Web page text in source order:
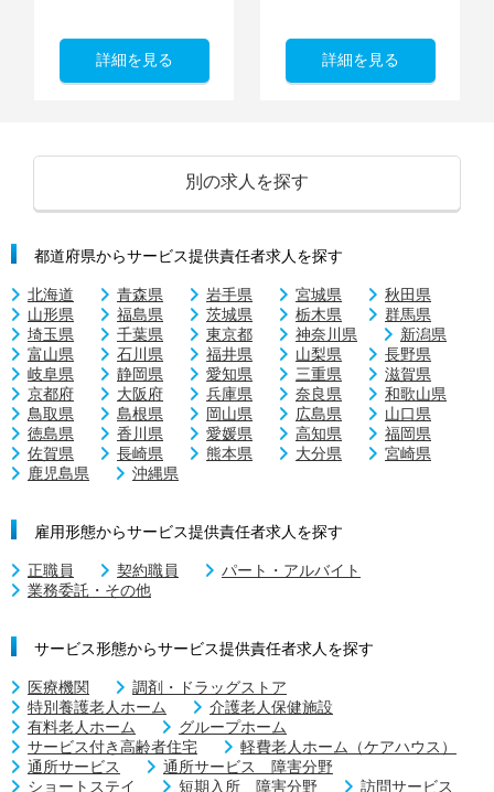
詳細を見る 詳細を見る
別の求人を探す
都道府県からサービス提供責任者求人を探す
北海道 青森県 岩手県 宮城県
秋田県
山形県
福島県 茨城県 栃木県
群馬県
埼玉県
千葉県 東京都 神奈川県
新潟県
富山県
石川県 福井県 山梨県
長野県
岐阜県
静岡県 愛知県 三重県
滋賀県
京都府
大阪府 兵庫県 奈良県
和歌山県
鳥取県
島根県 岡山県 広島県
山口県
徳島県
香川県 愛媛県 高知県
福岡県
佐賀県
長崎県 熊本県 大分県
宮崎県
鹿児島県
沖縄県
雇用形態からサービス提供責任者求人を探す
正職員 契約職員
パート・アルバイト
業務委託・その他
サービス形態からサービス提供責任者求人を探す
医療機関
調剤・ドラッグストア
特別養護老人ホーム
介護老人保健施設
有料老人ホーム
グループホーム
サービス付き高齢者住宅
軽費老人ホーム（ケアハウス）
通所サービス
通所サービス 障害分野
ショートステイ
短期入所 障害分野
訪問サービス